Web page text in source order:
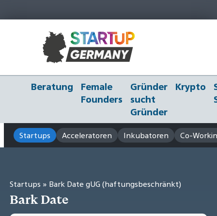
Beratung
Female
Founders
Gründer
sucht
Gründer
Krypto
Startups Acceleratoren Inkubatoren Co-
Startups » Bark Date gUG (haftungsbeschränkt)
Bark Date